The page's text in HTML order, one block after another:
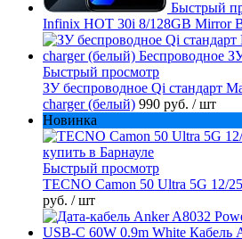
Быстрый
Infinix HOT 30i 8/128GB Mirror
Быстрый просмотр
ЗУ беспроводное Qi стандарт
charger (белый) 990 руб. / шт
Новинка
Быстрый просмотр
TECNO Camon 50 Ultra 5G 12/
руб. / шт